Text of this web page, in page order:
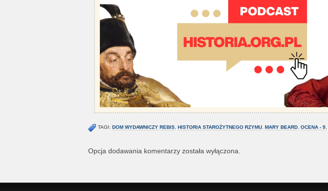
TAGI: DOM WYDAWNICZY REBIS, HISTORIA STAROŻYTNEGO RZYMU, MARY BEARD, OCENA - 9,
Opcja dodawania komentarzy została wyłączona.